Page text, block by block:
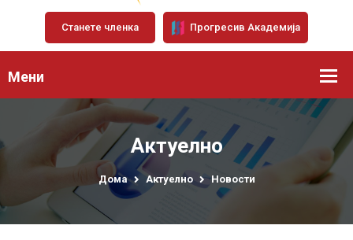
Станете членка Прогресив Академија
Мени
Актуелно
Дома Актуелно Новости